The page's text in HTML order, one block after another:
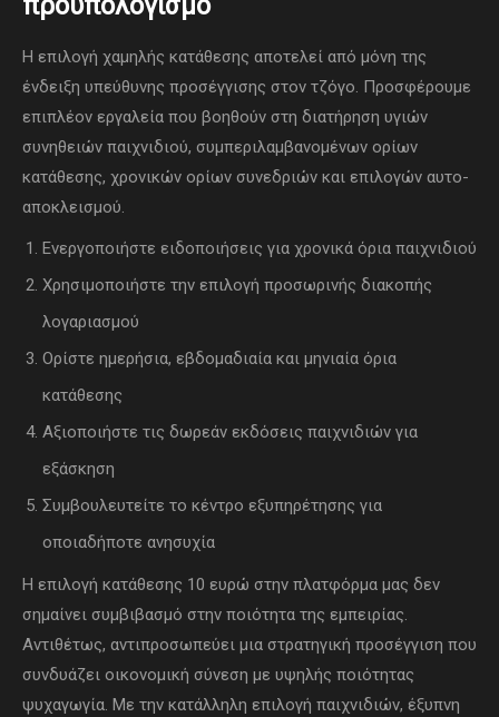
Η επιλογή χαμηλής κατάθεσης αποτελεί από μόνη της
ένδειξη υπεύθυνης προσέγγισης στον τζόγο. Προσφέρουμε
επιπλέον εργαλεία που βοηθούν στη διατήρηση υγιών
συνηθειών παιχνιδιού, συμπεριλαμβανομένων ορίων
κατάθεσης, χρονικών ορίων συνεδριών και επιλογών αυτο-
αποκλεισμού.
Ενεργοποιήστε ειδοποιήσεις για χρονικά όρια παιχνιδιού
Χρησιμοποιήστε την επιλογή προσωρινής διακοπής
λογαριασμού
Ορίστε ημερήσια, εβδομαδιαία και μηνιαία όρια
κατάθεσης
Αξιοποιήστε τις δωρεάν εκδόσεις παιχνιδιών για
εξάσκηση
Συμβουλευτείτε το κέντρο εξυπηρέτησης για
οποιαδήποτε ανησυχία
Η επιλογή κατάθεσης 10 ευρώ στην πλατφόρμα μας δεν
σημαίνει συμβιβασμό στην ποιότητα της εμπειρίας.
Αντιθέτως, αντιπροσωπεύει μια στρατηγική προσέγγιση που
συνδυάζει οικονομική σύνεση με υψηλής ποιότητας
ψυχαγωγία. Με την κατάλληλη επιλογή παιχνιδιών, έξυπνη